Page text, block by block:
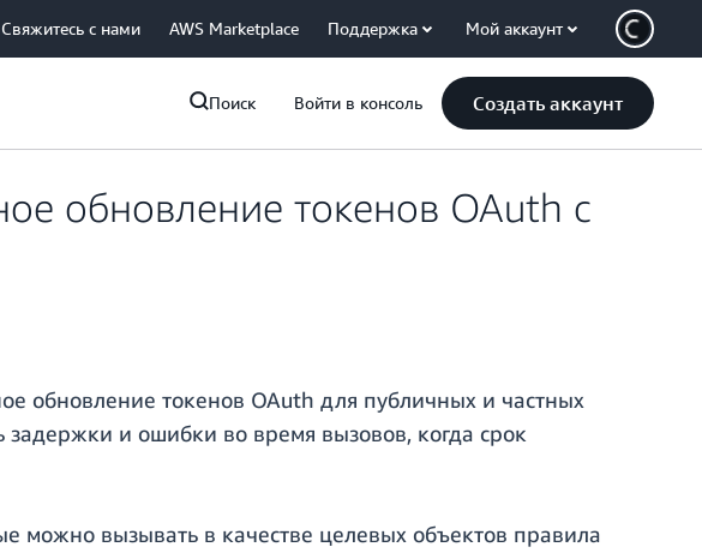
Свяжитесь с нами AWS Marketplace Поддержка Мой аккаунт
Поиск Войти в консоль Создать аккаунт
обновление токенов OAuth с
обновление токенов OAuth для публичных и частных
задержки и ошибки во время вызовов, когда срок
можно вызывать в качестве целевых объектов правила